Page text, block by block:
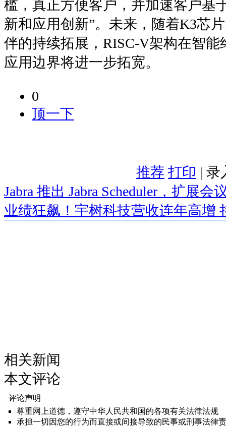
槛，真正方便客户，并加速客户基
新和应用创新”。未来，随着K3芯
伴的持续拓展，RISC-V架构在智
应用边界将进一步拓宽。
0
顶一下
推荐 打印 | 录
Jabra 推出 Jabra Scheduler，扩展会
业绩狂飙！宇树科技营收连年高增
相关新闻
本文评论
评论声明
尊重网上道德，遵守中华人民共和国的各项有关法律法规
承担一切因您的行为而直接或间接导致的民事或刑事法律